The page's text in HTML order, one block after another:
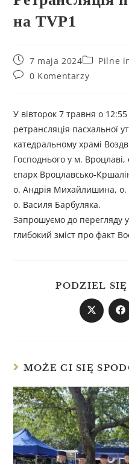
на TVP1
7 maja 2024 Pilne
0 Komentarzy
У вівторок 7 травня о 12:55
ретрансляція пасхальної
катедральному храмі
Господнього у м.
єпарх Вроцлавсько-
о. Андрія Михайлишина, о.
о. Василя Барбуляка.
Запрошуємо до перегляду
глибокий зміст про факт
PODZIEL
MOŻE CI SIĘ